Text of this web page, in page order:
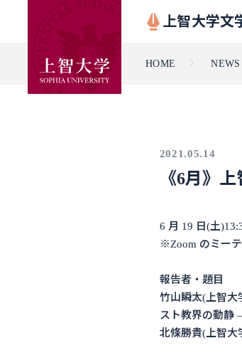
上智大学文
HOME NEWS
2021.05.14
《6月》
6 月 19 日(土
※Zoom のミーテ
報告者・題目
竹山瞬太(上智大
スト教界の動静
北條勝貴(上智大